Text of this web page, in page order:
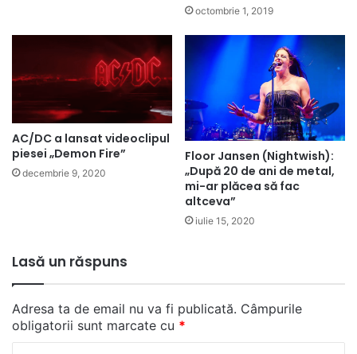
octombrie 1, 2019
AC/DC a lansat videoclipul
piesei „Demon Fire”
decembrie 9, 2020
Floor Jansen (Nightwish):
„După 20 de ani de metal,
mi-ar plăcea să fac
altceva”
iulie 15, 2020
Lasă un răspuns
Adresa ta de email nu va fi publicată. Câmpurile
obligatorii sunt marcate cu *